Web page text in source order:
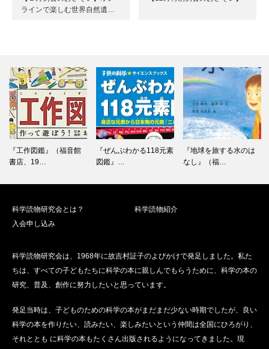
ラインで楽しむ世界自然遺…
『工作図鑑』（福音館
書店、19…
『ぜんぶわかる118元素
図鑑』…
『地球を旅する水のは
なし』（福…
科学読物研究会とは？
科学読物紹介
入会申し込み
科学読物研究会は、1968年に故吉村証子のよびかけで発足しました。私た
ちは、すべての子どもたちに科学の本に親しんでもらうために、科学の本の
研究、普及、創作に努力したいと思っています。
発足当時は、子どものための科学の本がまだまだ少ない時期でしたが、良い
科学の本を作りたい、読みたい、楽しみたいという仲間は全国にひろがり、
それととも に科学の本もたくさん出版されるようになってきました。現